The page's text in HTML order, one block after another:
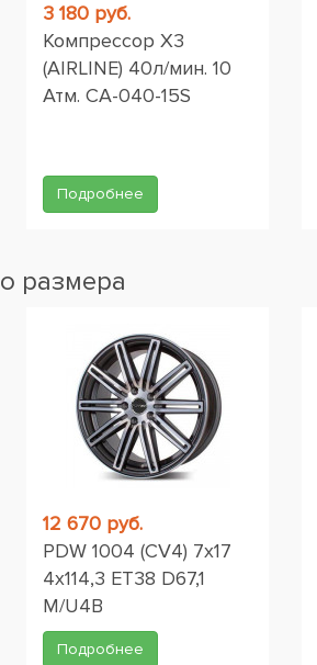
3 180 руб.
Компрессор X3
(AIRLINE) 40л/мин. 10
Атм. CA-040-15S
Подробнее
размера
12 670 руб.
PDW 1004 (CV4) 7x17
4x114,3 ET38 D67,1
M/U4B
Подробнее